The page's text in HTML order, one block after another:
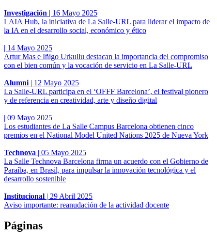
Investigación | 16 Mayo 2025
LAIA Hub, la iniciativa de La Salle-URL para liderar el impacto de
la IA en el desarrollo social, económico y ético
| 14 Mayo 2025
Artur Mas e Iñigo Urkullu destacan la importancia del compromiso
con el bien común y la vocación de servicio en La Salle-URL
Alumni | 12 Mayo 2025
La Salle-URL participa en el ‘OFFF Barcelona’, el festival pionero
y de referencia en creatividad, arte y diseño digital
| 09 Mayo 2025
Los estudiantes de La Salle Campus Barcelona obtienen cinco
premios en el National Model United Nations 2025 de Nueva York
Technova | 05 Mayo 2025
La Salle Technova Barcelona firma un acuerdo con el Gobierno de
Paraíba, en Brasil, para impulsar la innovación tecnológica y el
desarrollo sostenible
Institucional | 29 Abril 2025
Aviso importante: reanudación de la actividad docente
Páginas